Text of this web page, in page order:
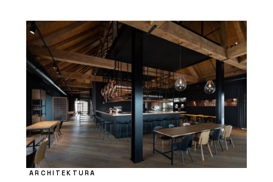
ARCHITEKTURA